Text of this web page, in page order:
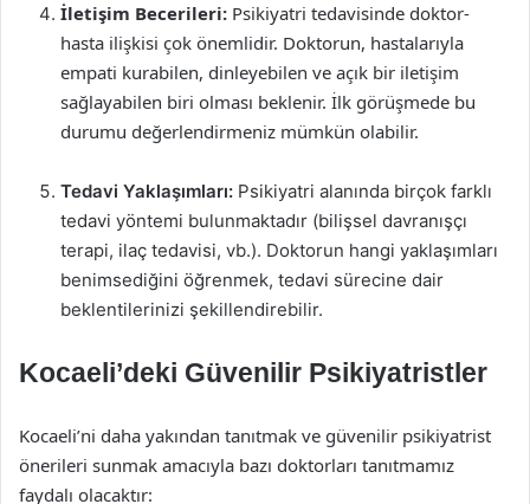
İletişim Becerileri: Psikiyatri tedavisinde doktor-
hasta ilişkisi çok önemlidir. Doktorun, hastalarıyla
empati kurabilen, dinleyebilen ve açık bir iletişim
sağlayabilen biri olması beklenir. İlk görüşmede bu
durumu değerlendirmeniz mümkün olabilir.
Tedavi Yaklaşımları: Psikiyatri alanında birçok farklı
tedavi yöntemi bulunmaktadır (bilişsel davranışçı
terapi, ilaç tedavisi, vb.). Doktorun hangi yaklaşımları
benimsediğini öğrenmek, tedavi sürecine dair
beklentilerinizi şekillendirebilir.
Kocaeli’deki Güvenilir Psikiyatristler
Kocaeli’ni daha yakından tanıtmak ve güvenilir psikiyatrist
önerileri sunmak amacıyla bazı doktorları tanıtmamız
faydalı olacaktır: